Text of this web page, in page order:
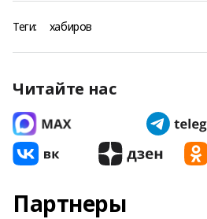
Теги: хабиров
Читайте нас
Партнеры